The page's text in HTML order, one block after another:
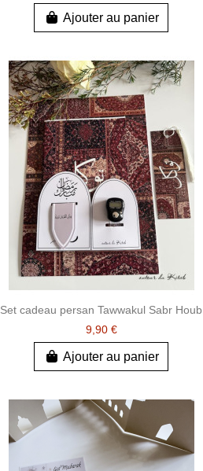
Ajouter au panier
Set cadeau persan Tawwakul Sabr Houb
9,90 €
Ajouter au panier